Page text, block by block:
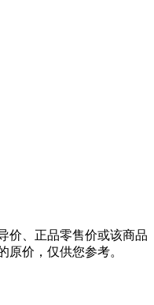
价、正品零售价或该商品
原价，仅供您参考。